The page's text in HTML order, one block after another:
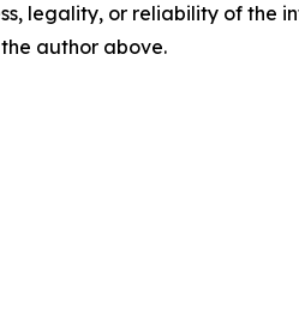
legality, or reliability of
author above.